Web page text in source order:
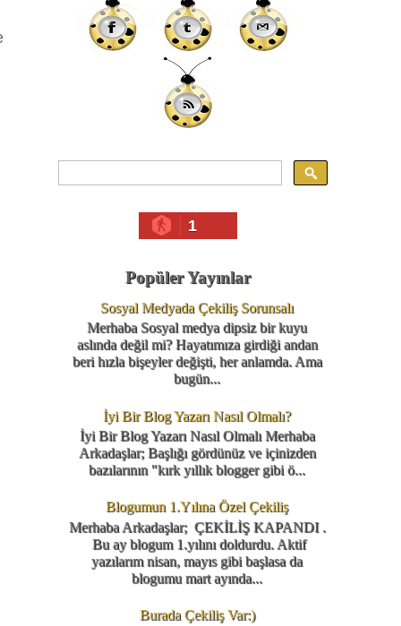
1
Popüler Yayınlar
Sosyal Medyada Çekiliş Sorunsalı
Merhaba Sosyal medya dipsiz bir kuyu
aslında değil mi? Hayatımıza girdiği andan
beri hızla bişeyler değişti, her anlamda. Ama
bugün...
İyi Bir Blog Yazarı Nasıl Olmalı?
İyi Bir Blog Yazarı Nasıl Olmalı Merhaba
Arkadaşlar; Başlığı gördünüz ve içinizden
bazılarının "kırk yıllık blogger gibi ö...
Blogumun 1.Yılına Özel Çekiliş
Merhaba Arkadaşlar; ÇEKİLİŞ KAPANDI .
Bu ay blogum 1.yılını doldurdu. Aktif
yazılarım nisan, mayıs gibi başlasa da
blogumu mart ayında...
Burada Çekiliş Var:)